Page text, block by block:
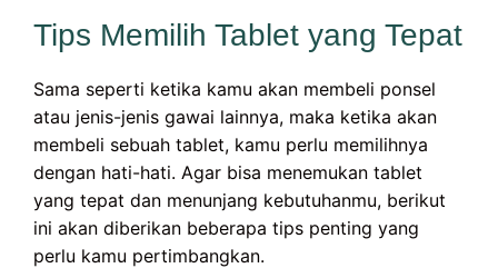
Tips Memilih Tablet yang Tepat
Sama seperti ketika kamu akan membeli ponsel
atau jenis-jenis gawai lainnya, maka ketika akan
membeli sebuah tablet, kamu perlu memilihnya
dengan hati-hati. Agar bisa menemukan tablet
yang tepat dan menunjang kebutuhanmu, berikut
ini akan diberikan beberapa tips penting yang
perlu kamu pertimbangkan.